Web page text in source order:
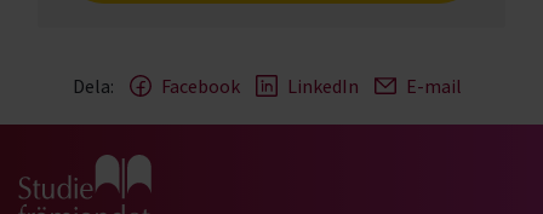
Dela: Facebook LinkedIn E-mail
Gå till studiefrämjandets startsida